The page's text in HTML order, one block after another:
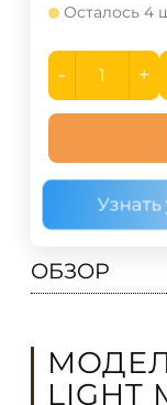
Осталось 4
- +
ОБЗОР
LIGHT